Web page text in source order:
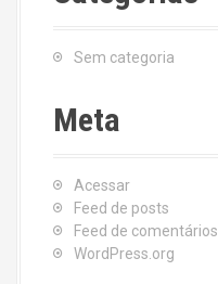
Sem categoria
Meta
Acessar
Feed de posts
Feed de comentários
WordPress.org